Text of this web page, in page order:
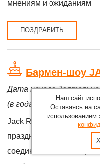
мнениям и ожиданиям
ПОЗДРАВИТЬ
Бармен-шоу
Дата начала
(в годах):
13
Jack Russian Bar -
праздник! Современные
соединились с
Наш сайт
Оставаясь на
использованием